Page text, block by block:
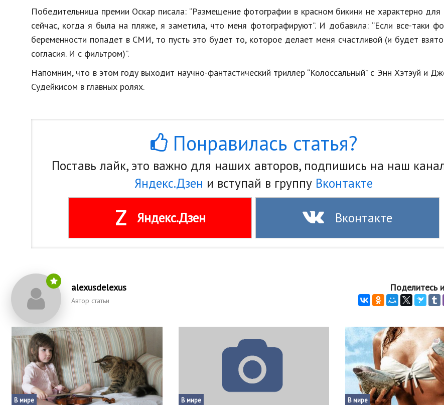
Победительница премии Оскар писала: “Размещение фотографии в красном бикини не характерно для
сейчас, когда я была на пляже, я заметила, что меня фотографируют”. И добавила: “Если все-таки
беременности попадет в СМИ, то пусть это будет то, которое делает меня счастливой (и будет
согласия. И с фильтром)”.
Напомним, что в этом году выходит научно-фантастический триллер “Колоссальный” с Энн Хэтэуй и
Судейкисом в главных ролях.
Понравилась статья?
Поставь лайк, это важно для наших авторов, подпишись на наш
Яндекс.Дзен и вступай в группу Вконтакте
Z Яндекс.Дзен Вконтакте
alexusdelexus
Автор статьи
Поделитесь
В мире В мире В мире